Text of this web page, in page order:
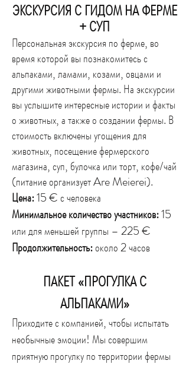
ЭКСКУРСИЯ С ГИДОМ НА ФЕРМЕ
+ СУП
Персональная экскурсия по ферме, во
время которой вы познакомитесь с
альпаками, ламами, козами, овцами и
другими животными фермы. На экскурсии
вы услышите интересные истории и факты
о животных, а также о создании фермы. В
стоимость включены угощения для
животных, посещение фермерского
магазина, суп, булочка или торт, кофе/чай
(питание организует Are Meierei).
Цена:15 € с человека
Минимальное количество участников:15
или для меньшей группы – 225 €
Продолжительность:около 2 часов
ПАКЕТ «ПРОГУЛКА С
АЛЬПАКАМИ»
Приходите с компанией, чтобы испытать
необычные эмоции! Мы совершим
приятную прогулку по территории фермы